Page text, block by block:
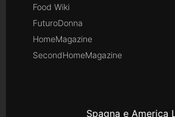
Food Wiki
FuturoDonna
HomeMagazine
SecondHomeMagazine
Spagna e America